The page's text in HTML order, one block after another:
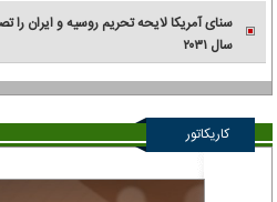
سنای آمریکا لایحه تحریم روسیه و ایران را
سال ۲۰۳۱
کاریکاتور